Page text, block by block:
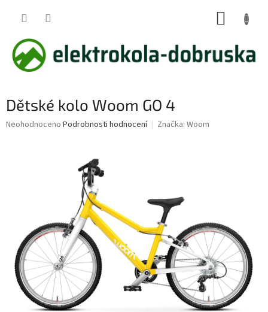
Dětské kolo Woom GO 4
Průměrné
Neohodnoceno Podrobnosti hodnocení Značka: Woom